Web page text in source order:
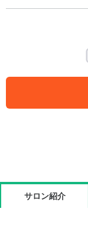
サロン紹介